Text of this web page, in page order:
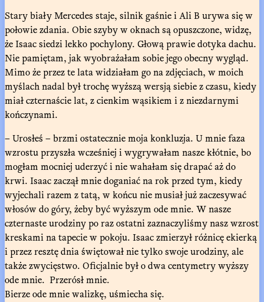
Stary biały Mercedes staje, silnik gaśnie i Ali B urywa się w
połowie zdania. Obie szyby w oknach są opuszczone, widzę,
że Isaac siedzi lekko pochylony. Głową prawie dotyka dachu.
Nie pamiętam, jak wyobrażałam sobie jego obecny wygląd.
Mimo że przez te lata widziałam go na zdjęciach, w moich
myślach nadal był trochę wyższą wersją siebie z czasu, kiedy
miał czternaście lat, z cienkim wąsikiem i z niezdarnymi
kończynami.
– Urosłeś – brzmi ostatecznie moja konkluzja. U mnie faza
wzrostu przyszła wcześniej i wygrywałam nasze kłótnie, bo
mogłam mocniej uderzyć i nie wahałam się drapać aż do
krwi. Isaac zaczął mnie doganiać na rok przed tym, kiedy
wyjechali razem z tatą, w końcu nie musiał już zaczesywać
włosów do góry, żeby być wyższym ode mnie. W nasze
czternaste urodziny po raz ostatni zaznaczyliśmy nasz wzrost
kreskami na tapecie w pokoju. Isaac zmierzył różnicę ekierką
i przez resztę dnia świętował nie tylko swoje urodziny, ale
także zwycięstwo. Oficjalnie był o dwa centymetry wyższy
ode mnie. Przerósł mnie.
Bierze ode mnie walizkę, uśmiecha się.